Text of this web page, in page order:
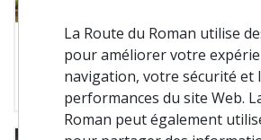
A Ramadinha
Où manger
La Route du Roman utilise
pour améliorer votre
navigation, votre sécurité et
performances du site Web.
Roman peut également